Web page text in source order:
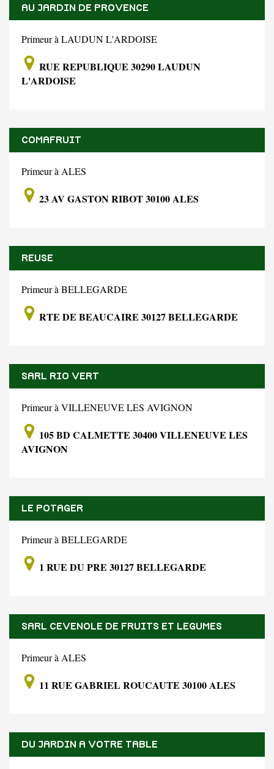
AU JARDIN DE PROVENCE
Primeur à LAUDUN L'ARDOISE
RUE REPUBLIQUE 30290 LAUDUN
L'ARDOISE
COMAFRUIT
Primeur à ALES
23 AV GASTON RIBOT 30100 ALES
REUSE
Primeur à BELLEGARDE
RTE DE BEAUCAIRE 30127 BELLEGARDE
SARL RIO VERT
Primeur à VILLENEUVE LES AVIGNON
105 BD CALMETTE 30400 VILLENEUVE LES
AVIGNON
LE POTAGER
Primeur à BELLEGARDE
1 RUE DU PRE 30127 BELLEGARDE
SARL CEVENOLE DE FRUITS ET LEGUMES
Primeur à ALES
11 RUE GABRIEL ROUCAUTE 30100 ALES
DU JARDIN A VOTRE TABLE